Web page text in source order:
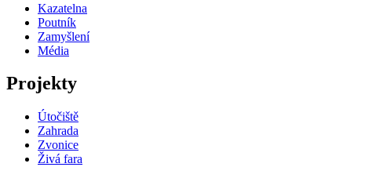
Kazatelna
Poutník
Zamyšlení
Média
Projekty
Útočiště
Zahrada
Zvonice
Živá fara